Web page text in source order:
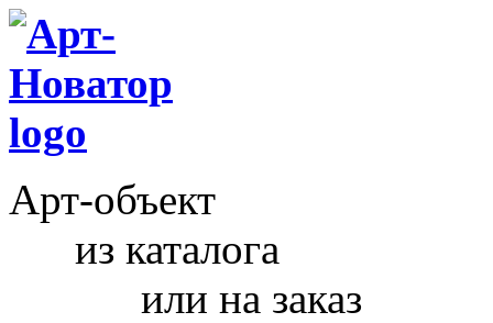
Арт-объект
из каталога
или на заказ